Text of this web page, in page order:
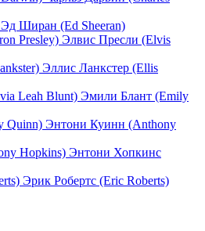
Эд Ширан (Ed Sheeran)
Элвис Пресли (Elvis
Эллис Ланкстер (Ellis
Эмили Блант (Emily
Энтони Куинн (Anthony
Энтони Хопкинс
Эрик Робертс (Eric Roberts)